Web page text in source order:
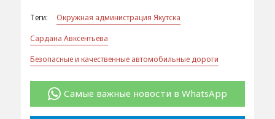
Теги:
Окружная администрация Якутска
Сардана Авксентьева
Безопасные и качественные автомобильные дороги
Самые важные новости в WhatsApp